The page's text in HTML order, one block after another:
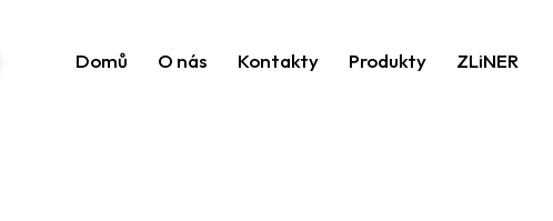
Domů O nás Kontakty Produkty ZLiNER